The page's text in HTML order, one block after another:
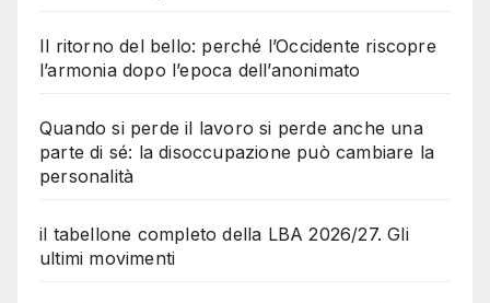
Il ritorno del bello: perché l’Occidente riscopre
l’armonia dopo l’epoca dell’anonimato
Quando si perde il lavoro si perde anche una
parte di sé: la disoccupazione può cambiare la
personalità
il tabellone completo della LBA 2026/27. Gli
ultimi movimenti